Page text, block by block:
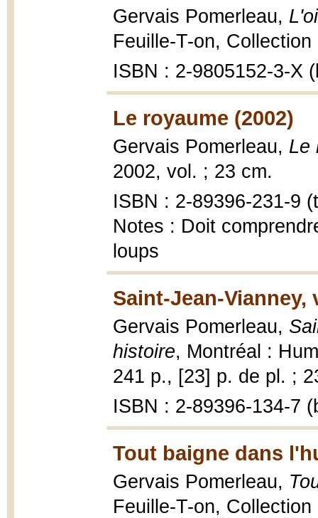
Gervais Pomerleau,
Feuille-T-on,
ISBN : 2-9805152-3-X
Le royaume (2002)
Gervais Pomerleau, Le
2002, vol. ; 23 cm.
ISBN : 2-89396-231-9
Notes : Doit
loups
Saint-Jean-
Gervais Pomerleau,
histoire, Montréal :
241 p., [23] p. de pl. ;
ISBN : 2-89396-134-7
Tout baigne dans
Gervais Pomerleau,
Feuille-T-on,